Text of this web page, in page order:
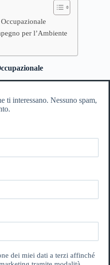
per l’Ambiente
ti interessano. Nessuno spam,
dei miei dati a terzi affinché